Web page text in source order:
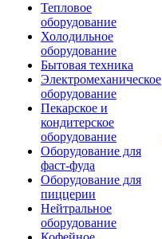
Тепловое
оборудование
Холодильное
оборудование
Бытовая техника
Электромеханическое
оборудование
Пекарское и
кондитерское
оборудование
Оборудование для
фаст-фуда
Оборудование для
пиццерии
Нейтральное
оборудование